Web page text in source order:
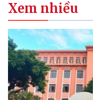
Xem nhiều